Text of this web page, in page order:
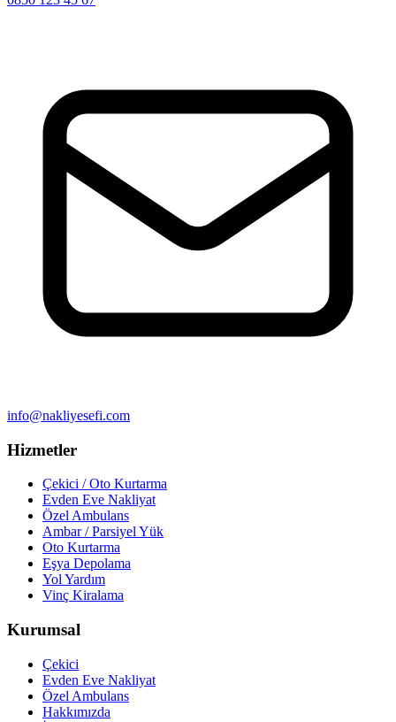
info@nakliyesefi.com
Hizmetler
Çekici / Oto Kurtarma
Evden Eve Nakliyat
Özel Ambulans
Ambar / Parsiyel Yük
Oto Kurtarma
Eşya Depolama
Yol Yardım
Vinç Kiralama
Kurumsal
Çekici
Evden Eve Nakliyat
Özel Ambulans
Hakkımızda